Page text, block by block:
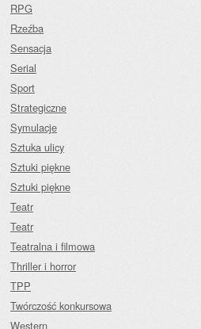
RPG
Rzeźba
Sensacja
Serial
Sport
Strategiczne
Symulacje
Sztuka ulicy
Sztuki piękne
Sztuki piękne
Teatr
Teatr
Teatralna i filmowa
Thriller i horror
TPP
Twórczość konkursowa
Western